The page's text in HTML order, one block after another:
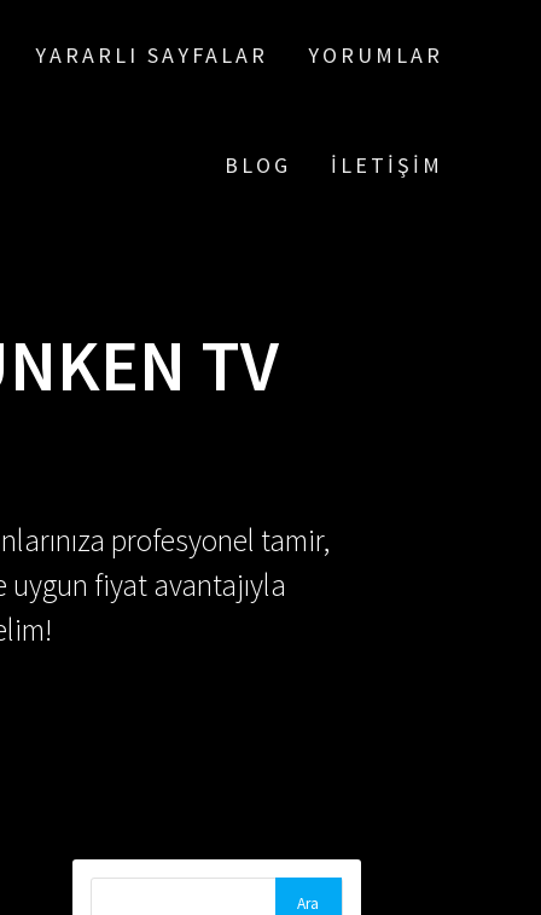
YARARLI SAYFALAR YORUMLAR
BLOG İLETIŞIM
TV
profesyonel tamir,
fiyat avantajıyla